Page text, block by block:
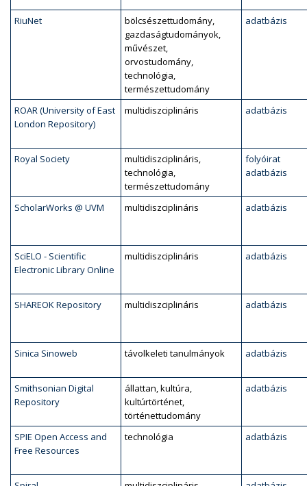
RiuNet
bölcsészettudomány,
gazdaságtudományok,
művészet,
orvostudomány,
technológia,
természettudomány
adatbázis
ROAR (University of East
London Repository)
multidiszciplináris adatbázis
Royal Society
multidiszciplináris,
technológia,
természettudomány
folyóirat
adatbázis
ScholarWorks @ UVM multidiszciplináris adatbázis
SciELO - Scientific
Electronic Library Online
multidiszciplináris adatbázis
SHAREOK Repository multidiszciplináris adatbázis
Sinica Sinoweb távolkeleti tanulmányok adatbázis
Smithsonian Digital
Repository
állattan, kultúra,
kultúrtörténet,
történettudomány
adatbázis
SPIE Open Access and
Free Resources
technológia adatbázis